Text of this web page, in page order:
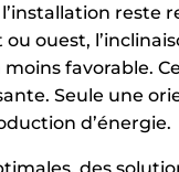
reste
ouest,
favorable.
Seule une
d’énergie.